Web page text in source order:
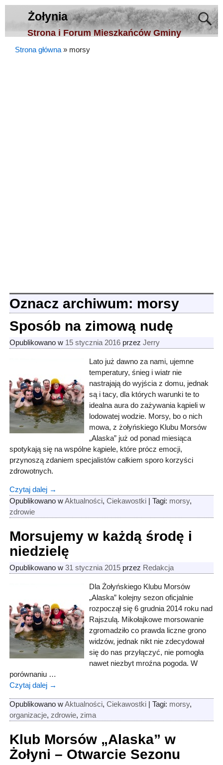
Żołynia
Strona i Forum Mieszkańców Gminy
Strona główna » morsy
Oznacz archiwum: morsy
Sposób na zimową nudę
Opublikowano w 15 stycznia 2016 przez Jerry
Lato już dawno za nami, ujemne
temperatury, śnieg i wiatr nie
nastrajają do wyjścia z domu, jednak
są i tacy, dla których warunki te to
idealna aura do zażywania kąpieli w
lodowatej wodzie. Morsy, bo o nich
mowa, z żołyńskiego Klubu Morsów
„Alaska” już od ponad miesiąca
spotykają się na wspólne kąpiele, które prócz emocji,
przynoszą zdaniem specjalistów całkiem sporo korzyści
zdrowotnych.
Czytaj dalej →
Opublikowano w Aktualności, Ciekawostki| Tagi: morsy,
zdrowie
Morsujemy w każdą środę i
niedzielę
Opublikowano w 31 stycznia 2015 przez Redakcja
Dla Żołyńskiego Klubu Morsów
„Alaska” kolejny sezon oficjalnie
rozpoczął się 6 grudnia 2014 roku nad
Rajszulą. Mikołajkowe morsowanie
zgromadziło co prawda liczne grono
widzów, jednak nikt nie zdecydował
się do nas przyłączyć, nie pomogła
nawet niezbyt mroźna pogoda. W
porównaniu …
Czytaj dalej →
Opublikowano w Aktualności, Ciekawostki| Tagi: morsy,
organizacje, zdrowie, zima
Klub Morsów „Alaska” w
Żołyni – Otwarcie Sezonu